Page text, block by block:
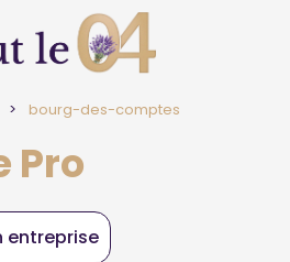
bourg-des-comptes
Pro
entreprise